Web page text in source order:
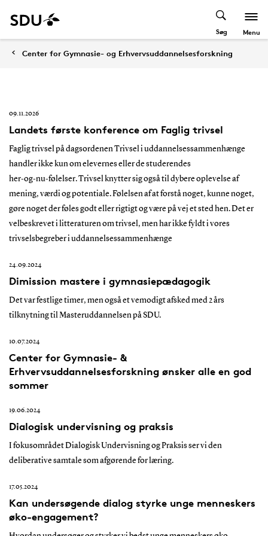
Søg Menu
Center for Gymnasie- og Erhvervsuddannelsesforskning
09.11.2026
Landets første konference om Faglig trivsel
Faglig trivsel på dagsordenen Trivsel i uddannelsessammenhænge
handler ikke kun om elevernes eller de studerendes
her‑og‑nu‑følelser. Trivsel knytter sig også til dybere oplevelse af
mening, værdi og potentiale. Følelsen af at forstå noget, kunne noget,
gøre noget der føles godt eller rigtigt og være på vej et sted hen. Det er
velbeskrevet i litteraturen om trivsel, men har ikke fyldt i vores
trivselsbegreber i uddannelsessammenhænge
24.09.2024
Dimission mastere i gymnasiepædagogik
Det var festlige timer, men også et vemodigt afsked med 2 års
tilknytning til Masteruddannelsen på SDU.
10.07.2024
Center for Gymnasie- &
Erhvervsuddannelsesforskning ønsker alle en god
sommer
19.06.2024
Dialogisk undervisning og praksis
I fokusområdet Dialogisk Undervisning og Praksis ser vi den
deliberative samtale som afgørende for læring.
17.05.2024
Kan undersøgende dialog styrke unge menneskers
øko-engagement?